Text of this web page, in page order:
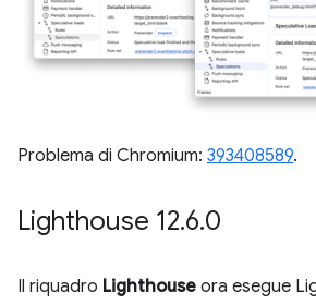
Problema di Chromium: 393408589.
Lighthouse 12.6.0
Il riquadro Lighthouse ora esegue